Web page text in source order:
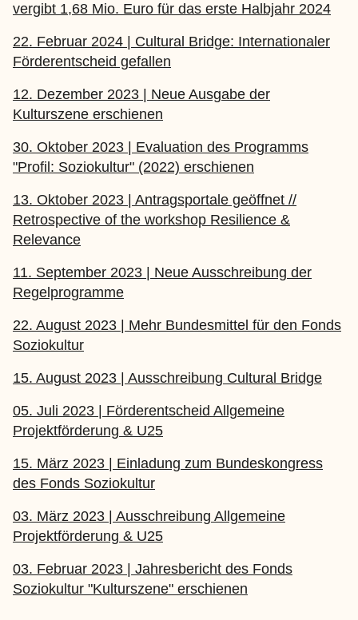
vergibt 1,68 Mio. Euro für das erste Halbjahr 2024
22. Februar 2024 | Cultural Bridge: Internationaler
Förderentscheid gefallen
12. Dezember 2023 | Neue Ausgabe der
Kulturszene erschienen
30. Oktober 2023 | Evaluation des Programms
"Profil: Soziokultur" (2022) erschienen
13. Oktober 2023 | Antragsportale geöffnet //
Retrospective of the workshop Resilience &
Relevance
11. September 2023 | Neue Ausschreibung der
Regelprogramme
22. August 2023 | Mehr Bundesmittel für den Fonds
Soziokultur
15. August 2023 | Ausschreibung Cultural Bridge
05. Juli 2023 | Förderentscheid Allgemeine
Projektförderung & U25
15. März 2023 | Einladung zum Bundeskongress
des Fonds Soziokultur
03. März 2023 | Ausschreibung Allgemeine
Projektförderung & U25
03. Februar 2023 | Jahresbericht des Fonds
Soziokultur "Kulturszene" erschienen